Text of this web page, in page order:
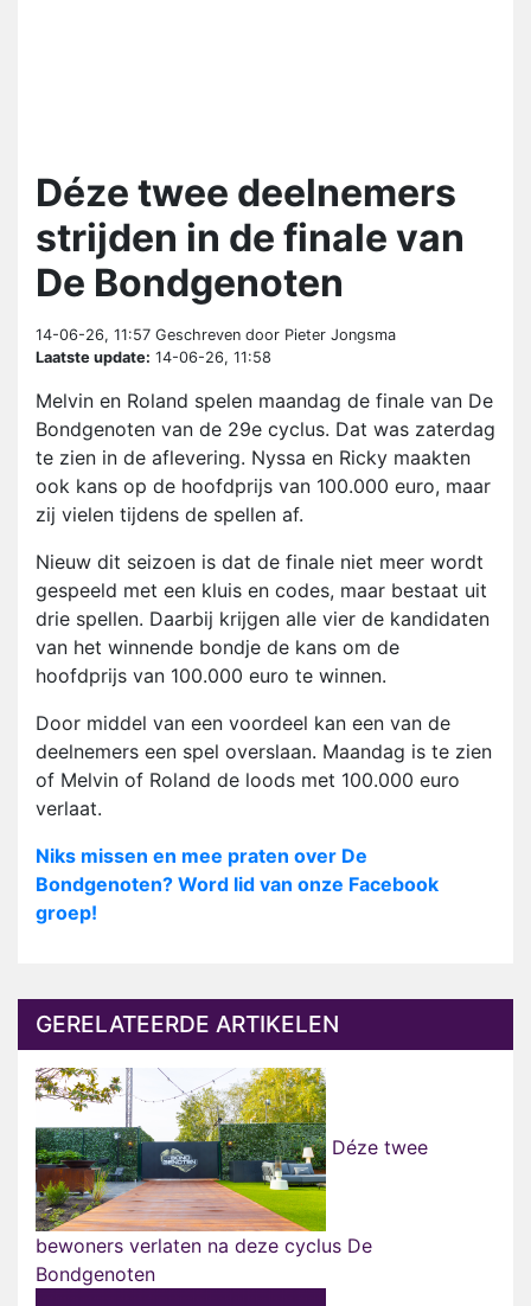
Déze twee deelnemers
strijden in de finale van
De Bondgenoten
14-06-26, 11:57 Geschreven door Pieter Jongsma
Laatste update: 14-06-26, 11:58
Melvin en Roland spelen maandag de finale van De
Bondgenoten van de 29e cyclus. Dat was zaterdag
te zien in de aflevering. Nyssa en Ricky maakten
ook kans op de hoofdprijs van 100.000 euro, maar
zij vielen tijdens de spellen af.
Nieuw dit seizoen is dat de finale niet meer wordt
gespeeld met een kluis en codes, maar bestaat uit
drie spellen. Daarbij krijgen alle vier de kandidaten
van het winnende bondje de kans om de
hoofdprijs van 100.000 euro te winnen.
Door middel van een voordeel kan een van de
deelnemers een spel overslaan. Maandag is te zien
of Melvin of Roland de loods met 100.000 euro
verlaat.
Niks missen en mee praten over De
Bondgenoten? Word lid van onze Facebook
groep!
GERELATEERDE ARTIKELEN
Déze twee
bewoners verlaten na deze cyclus De
Bondgenoten